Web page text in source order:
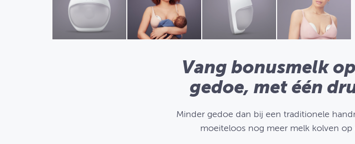
Vang bonusmelk
gedoe, met één
Minder gedoe dan bij een traditionele
moeiteloos nog meer melk kolven